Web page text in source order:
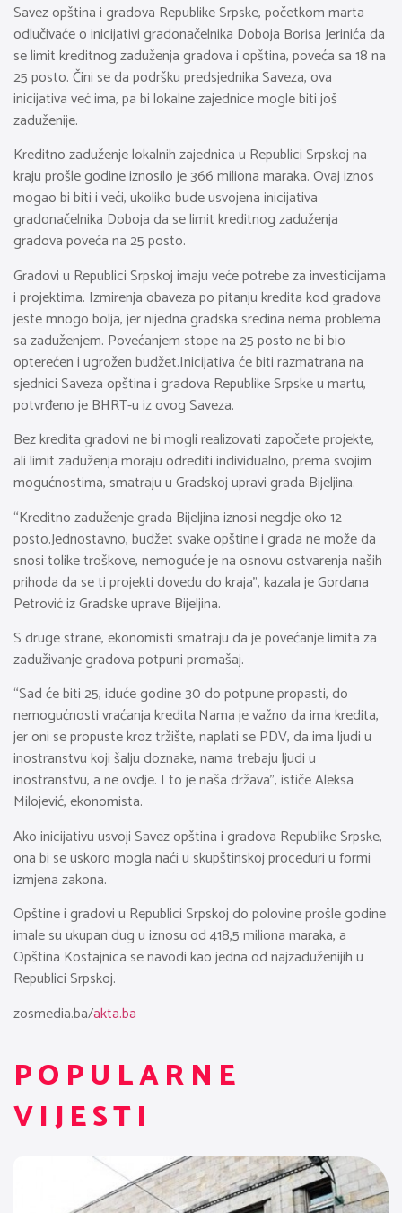
Savez opština i gradova Republike Srpske, početkom marta
odlučivaće o inicijativi gradonačelnika Doboja Borisa Jerinića da
se limit kreditnog zaduženja gradova i opština, poveća sa 18 na
25 posto. Čini se da podršku predsjednika Saveza, ova
inicijativa već ima, pa bi lokalne zajednice mogle biti još
zaduženije.
Kreditno zaduženje lokalnih zajednica u Republici Srpskoj na
kraju prošle godine iznosilo je 366 miliona maraka. Ovaj iznos
mogao bi biti i veći, ukoliko bude usvojena inicijativa
gradonačelnika Doboja da se limit kreditnog zaduženja
gradova poveća na 25 posto.
Gradovi u Republici Srpskoj imaju veće potrebe za investicijama
i projektima. Izmirenja obaveza po pitanju kredita kod gradova
jeste mnogo bolja, jer nijedna gradska sredina nema problema
sa zaduženjem. Povećanjem stope na 25 posto ne bi bio
opterećen i ugrožen budžet.Inicijativa će biti razmatrana na
sjednici Saveza opština i gradova Republike Srpske u martu,
potvrđeno je BHRT-u iz ovog Saveza.
Bez kredita gradovi ne bi mogli realizovati započete projekte,
ali limit zaduženja moraju odrediti individualno, prema svojim
mogućnostima, smatraju u Gradskoj upravi grada Bijeljina.
“Kreditno zaduženje grada Bijeljina iznosi negdje oko 12
posto.Jednostavno, budžet svake opštine i grada ne može da
snosi tolike troškove, nemoguće je na osnovu ostvarenja naših
prihoda da se ti projekti dovedu do kraja”, kazala je Gordana
Petrović iz Gradske uprave Bijeljina.
S druge strane, ekonomisti smatraju da je povećanje limita za
zaduživanje gradova potpuni promašaj.
“Sad će biti 25, iduće godine 30 do potpune propasti, do
nemogućnosti vraćanja kredita.Nama je važno da ima kredita,
jer oni se propuste kroz tržište, naplati se PDV, da ima ljudi u
inostranstvu koji šalju doznake, nama trebaju ljudi u
inostranstvu, a ne ovdje. I to je naša država”, ističe Aleksa
Milojević, ekonomista.
Ako inicijativu usvoji Savez opština i gradova Republike Srpske,
ona bi se uskoro mogla naći u skupštinskoj proceduri u formi
izmjena zakona.
Opštine i gradovi u Republici Srpskoj do polovine prošle godine
imale su ukupan dug u iznosu od 418,5 miliona maraka, a
Opština Kostajnica se navodi kao jedna od najzaduženijih u
Republici Srpskoj.
zosmedia.ba/akta.ba
POPULARNE
VIJESTI